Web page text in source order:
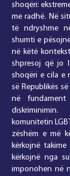
shoqëri:
me radhë. Në
të ndryshme
shumti e
në këtë
shpresoj që jo
shoqëri e cila e
së Republikës
në
komunitetin
zëshëm e më
kërkojnë
kërkojnë nga
imponohen në